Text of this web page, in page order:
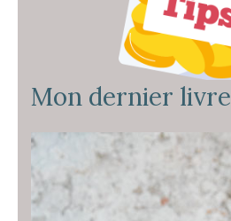
Mon dernier livre